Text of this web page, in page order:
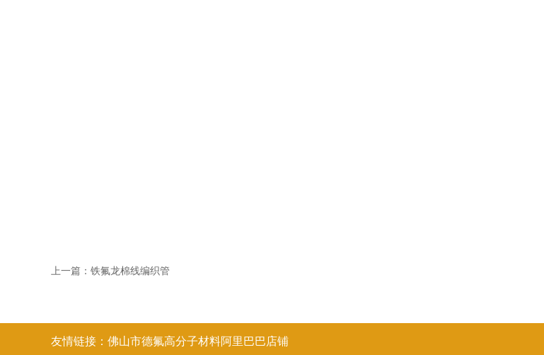
上一篇： 铁氟龙棉线编织管
友情链接：佛山市德氟高分子材料阿里巴巴店铺